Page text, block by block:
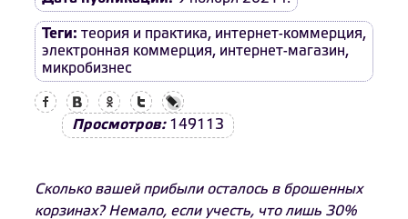
Теги: теория и практика, интернет-коммерция,
электронная коммерция, интернет-магазин,
микробизнес
Просмотров:149113
Сколько вашей прибыли осталось в брошенных
корзинах? Немало, если учесть, что лишь 30%